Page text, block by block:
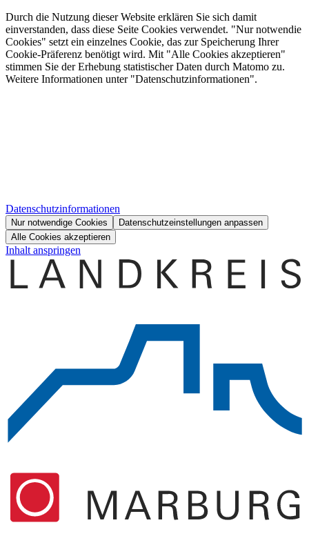
Durch die Nutzung dieser Website erklären Sie sich damit
einverstanden, dass diese Seite Cookies verwendet. "Nur notwendie
Cookies" setzt ein einzelnes Cookie, das zur Speicherung Ihrer
Cookie-Präferenz benötigt wird. Mit "Alle Cookies akzeptieren"
stimmen Sie der Erhebung statistischer Daten durch Matomo zu.
Weitere Informationen unter "Datenschutzinformationen".
Datenschutzinformationen
Nur notwendige Cookies
Datenschutzeinstellungen anpassen
Alle Cookies akzeptieren
Inhalt anspringen